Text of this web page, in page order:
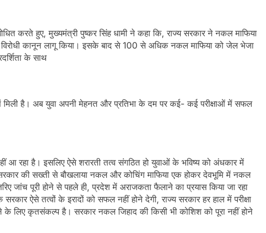
करते हुए, मुख्यमंत्री पुष्कर सिंह धामी ने कहा कि, राज्य सरकार ने नकल माफिया
कानून लागू किया। इसके बाद से 100 से अधिक नकल माफिया को जेल भेजा
के साथ
मिली है। अब युवा अपनी मेहनत और प्रतिभा के दम पर कई- कई परीक्षाओं में सफल
आ रहा है। इसलिए ऐसे शरारती तत्व संगठित हो युवाओं के भविष्य को अंधकार में
की सख्ती से बौखलाया नकल और कोचिंग माफिया एक होकर देवभूमि में नकल
जांच पूरी होने से पहले ही, प्रदेश में अराजकता फैलाने का प्रयास किया जा रहा
ऐसे तत्वों के इरादों को सफल नहीं होने देगी, राज्य सरकार हर हाल में परीक्षा
के लिए कृतसंकल्प है। सरकार नकल जिहाद की किसी भी कोशिश को पूरा नहीं होने